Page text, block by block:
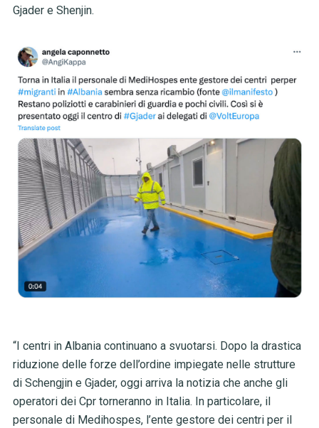
Gjader e Shenjin.
“I centri in Albania continuano a svuotarsi. Dopo la drastica
riduzione delle forze dell’ordine impiegate nelle strutture
di Schengjin e Gjader, oggi arriva la notizia che anche gli
operatori dei Cpr torneranno in Italia. In particolare, il
personale di Medihospes, l’ente gestore dei centri per il